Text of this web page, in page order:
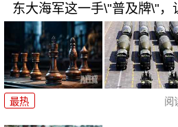
东大海军这一手\"普及牌\"，
最热 阅